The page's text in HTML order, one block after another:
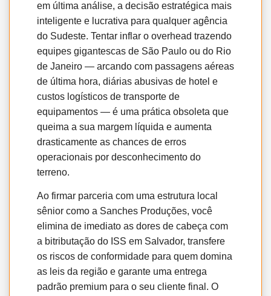
em última análise, a decisão estratégica mais
inteligente e lucrativa para qualquer agência
do Sudeste. Tentar inflar o overhead trazendo
equipes gigantescas de São Paulo ou do Rio
de Janeiro — arcando com passagens aéreas
de última hora, diárias abusivas de hotel e
custos logísticos de transporte de
equipamentos — é uma prática obsoleta que
queima a sua margem líquida e aumenta
drasticamente as chances de erros
operacionais por desconhecimento do
terreno.
Ao firmar parceria com uma estrutura local
sênior como a Sanches Produções, você
elimina de imediato as dores de cabeça com
a bitributação do ISS em Salvador, transfere
os riscos de conformidade para quem domina
as leis da região e garante uma entrega
padrão premium para o seu cliente final. O